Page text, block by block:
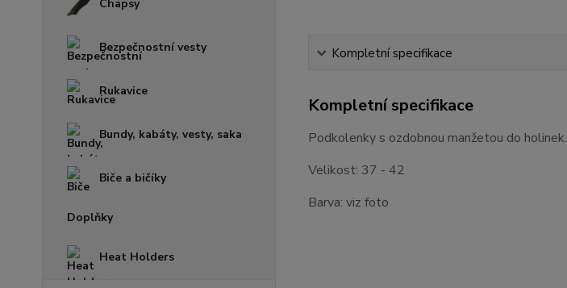
Chapsy
Bezpečnostní vesty
Rukavice
Bundy, kabáty, vesty, saka
Biče a bičíky
Doplňky
Heat Holders
Kompletní specifikace
Kompletní specifikace
Podkolenky s ozdobnou manžetou do holinek.
Velikost: 37 - 42
Barva: viz foto